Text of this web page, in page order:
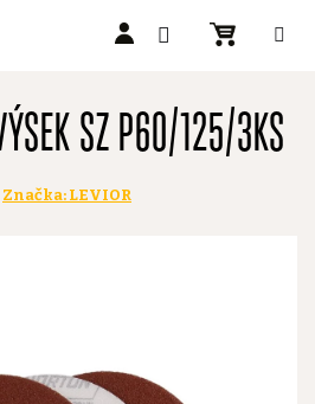
SZ P60/125/3KS
Značka: LEVIOR